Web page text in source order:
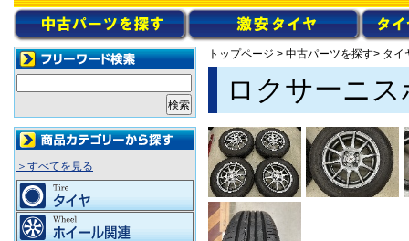
トップページ > 中古パーツを探す> タイ
ロクサーニ
＞すべてを見る